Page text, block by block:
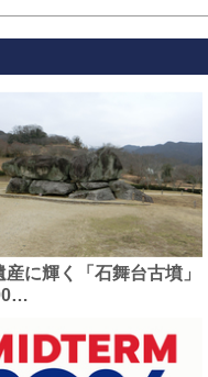
産に輝く「石舞台古墳」